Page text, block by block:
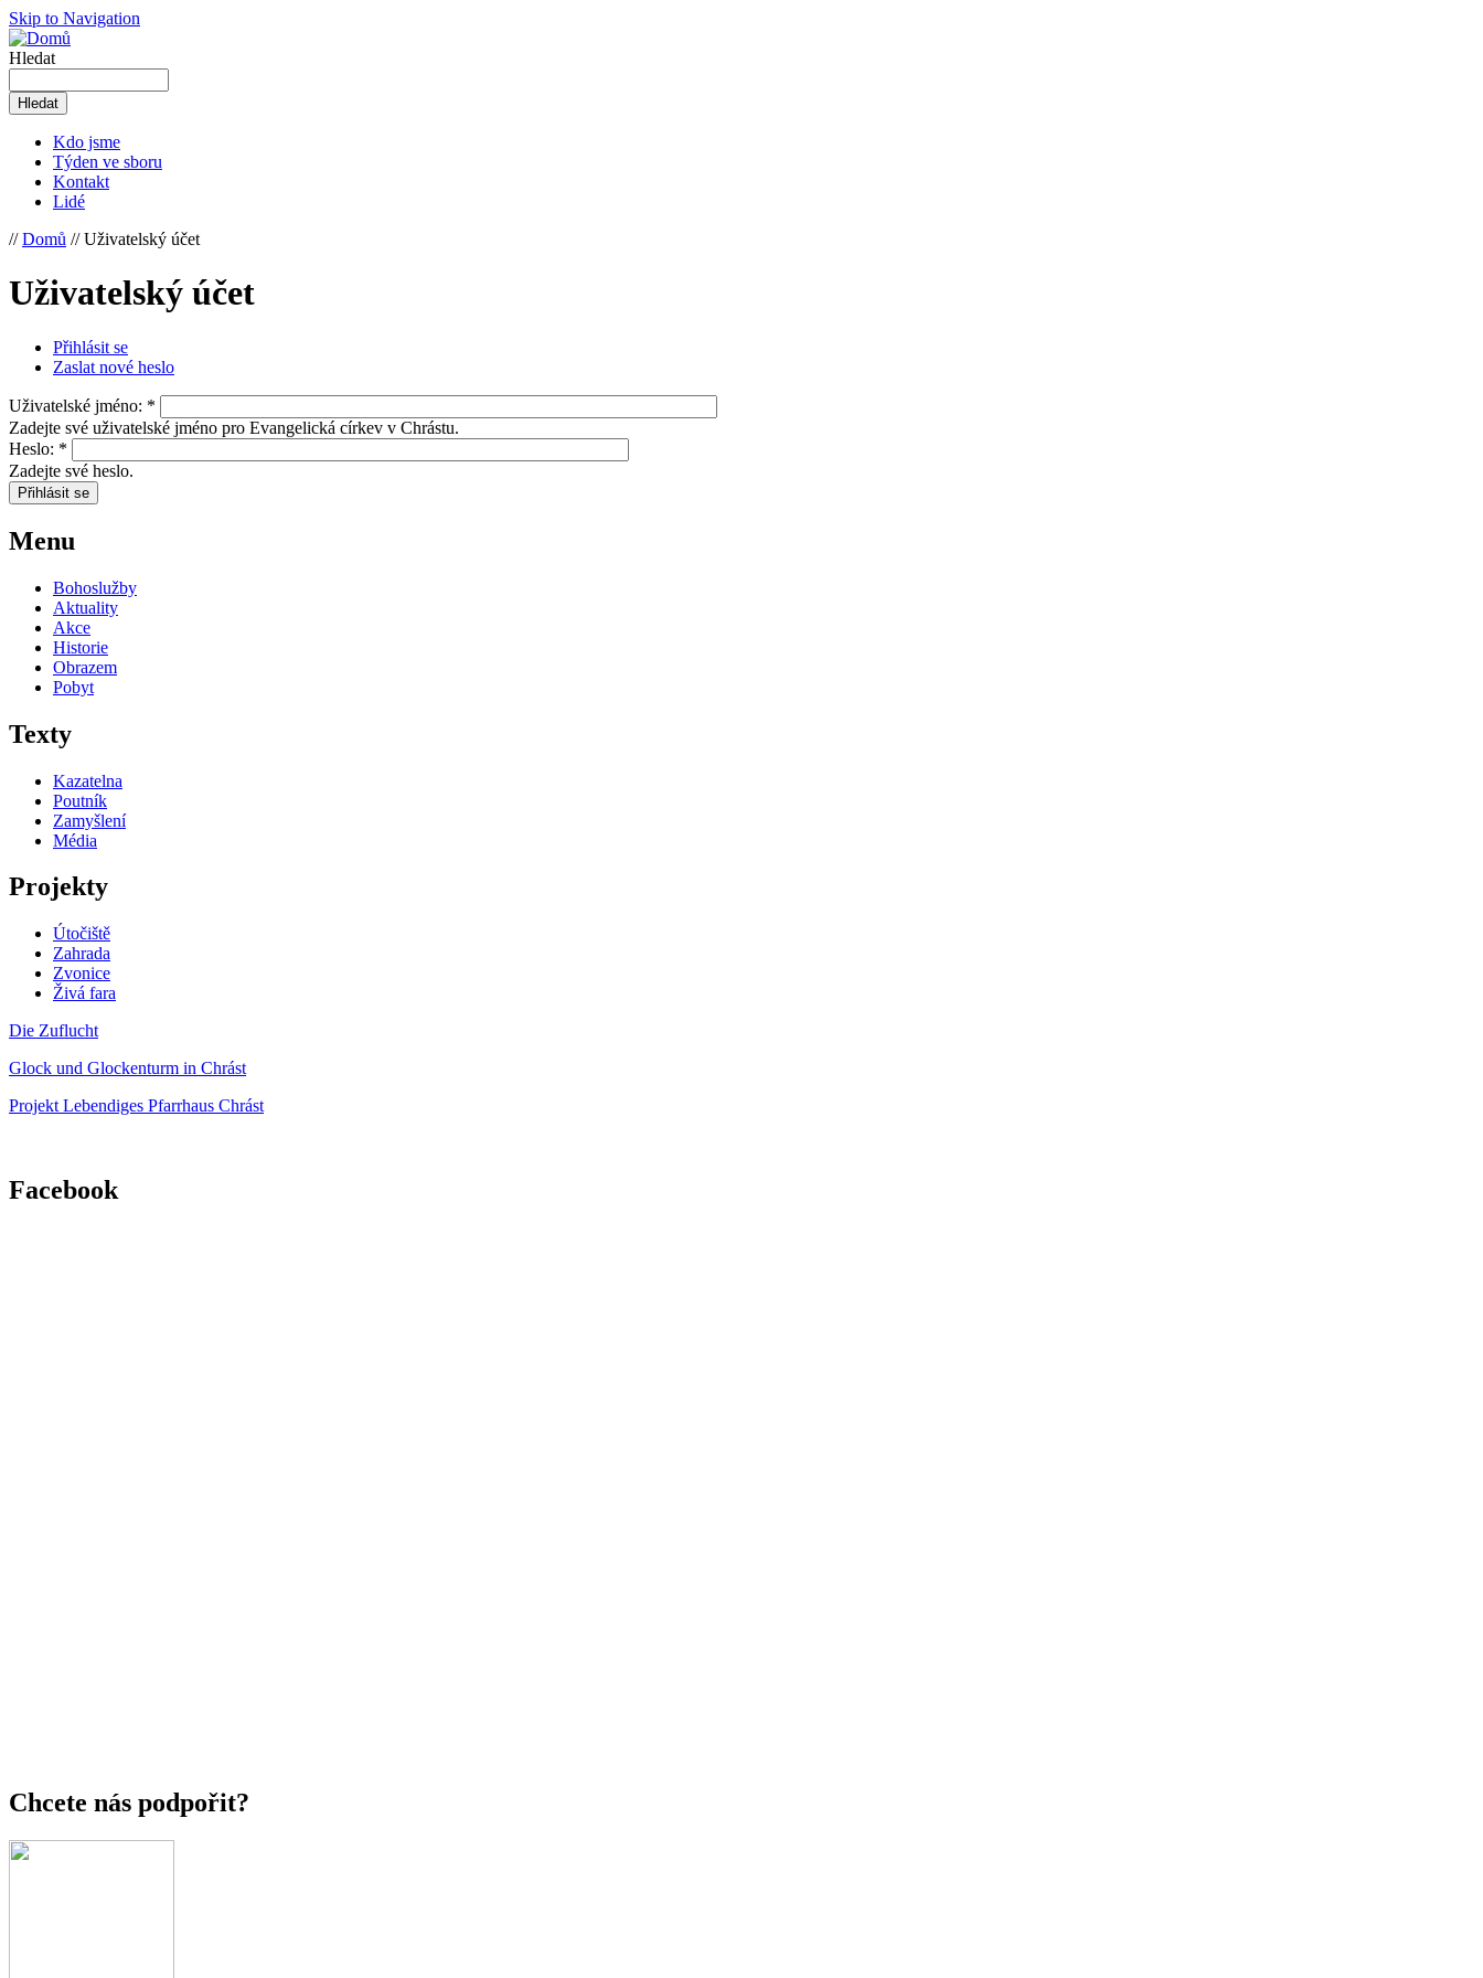
Skip to Navigation
Hledat
Kdo jsme
Týden ve sboru
Kontakt
Lidé
//Domů // Uživatelský účet
Uživatelský účet
Přihlásit se
Zaslat nové heslo
Uživatelské jméno: *
Zadejte své uživatelské jméno pro Evangelická církev v Chrástu.
Heslo: *
Zadejte své heslo.
Menu
Bohoslužby
Aktuality
Akce
Historie
Obrazem
Pobyt
Texty
Kazatelna
Poutník
Zamyšlení
Média
Projekty
Útočiště
Zahrada
Zvonice
Živá fara
Die Zuflucht
Glock und Glockenturm in Chrást
Projekt Lebendiges Pfarrhaus Chrást
Facebook
Chcete nás podpořit?